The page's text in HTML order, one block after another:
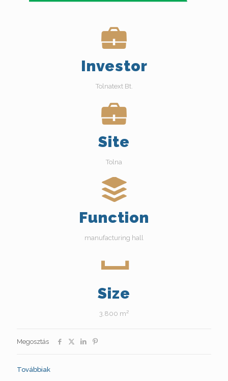
Investor
Tolnatext Bt.
Site
Tolna
Function
manufacturing hall
Size
3.800 m²
Megosztás
Továbbiak